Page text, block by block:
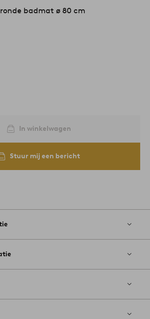
ronde badmat ø 80 cm
In winkelwagen
Stuur mij een bericht